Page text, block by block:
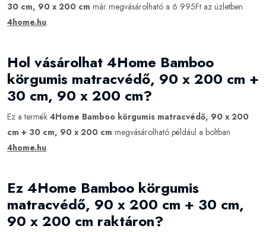
30 cm, 90 x 200 cm már megvásárolható a 6 995Ft az üzletben
4home.hu.
Hol vásárolhat 4Home Bamboo
körgumis matracvédő, 90 x 200 cm +
30 cm, 90 x 200 cm?
Ez a termék 4Home Bamboo körgumis matracvédő, 90 x 200
cm + 30 cm, 90 x 200 cm megvásárolható például a boltban
4home.hu.
Ez 4Home Bamboo körgumis
matracvédő, 90 x 200 cm + 30 cm,
90 x 200 cm raktáron?